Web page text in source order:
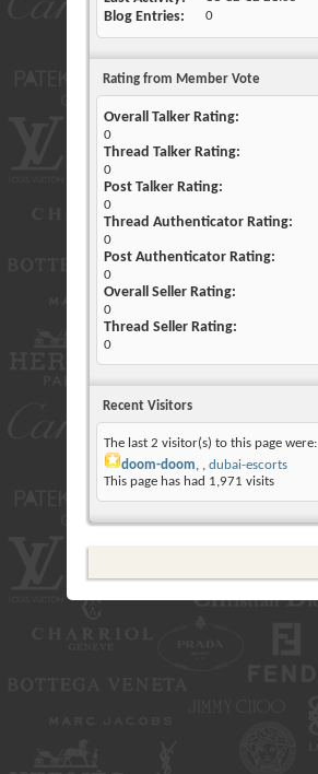
Blog Entries 0
Rating from Member Vote
Overall Talker Rating:
0
Thread Talker Rating:
0
Post Talker Rating:
0
Thread Authenticator Rating:
0
Post Authenticator Rating:
0
Overall Seller Rating:
0
Thread Seller Rating:
0
Recent Visitors
The last 2 visitor(s) to this page were:
doom-doom,
dubai-escorts
This page has had 1,971 visits